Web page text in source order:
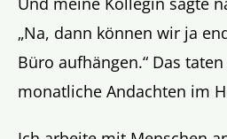
„Na, dann können wir ja
Büro aufhängen.“ Das
monatliche Andachten im